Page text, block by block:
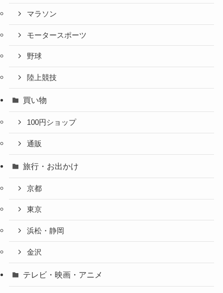
マラソン
モータースポーツ
野球
陸上競技
買い物
100円ショップ
通販
旅行・お出かけ
京都
東京
浜松・静岡
金沢
テレビ・映画・アニメ